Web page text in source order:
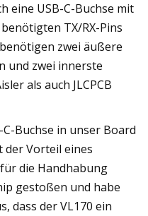
eine USB-C-Buchse mit
TX/RX-Pins
zwei äußere
und zwei innerste
als auch JLCPCB
Buchse in unser Board
der Vorteil eines
die Handhabung
gestoßen und habe
dass der VL170 ein